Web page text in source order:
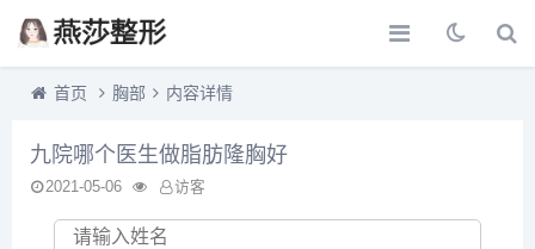
首页 胸部 内容详情
九院哪个医生做脂肪隆胸好
2021-05-06 访客